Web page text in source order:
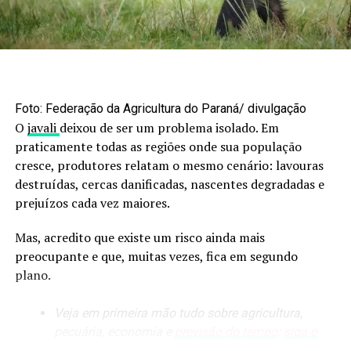
O postBoi gordo: oferta curta sustenta alta nos preços;
confira os númerosapareceu primeiro emCanal Rural.
Foto: Federação da Agricultura do Paraná/ divulgação
O javali deixou de ser um problema isolado. Em
praticamente todas as regiões onde sua população
cresce, produtores relatam o mesmo cenário: lavouras
destruídas, cercas danificadas, nascentes degradadas e
prejuízos cada vez maiores.
Mas, acredito que existe um risco ainda mais
preocupante e que, muitas vezes, fica em segundo
plano.
Veja em primeira mão tudo sobre agricultura,